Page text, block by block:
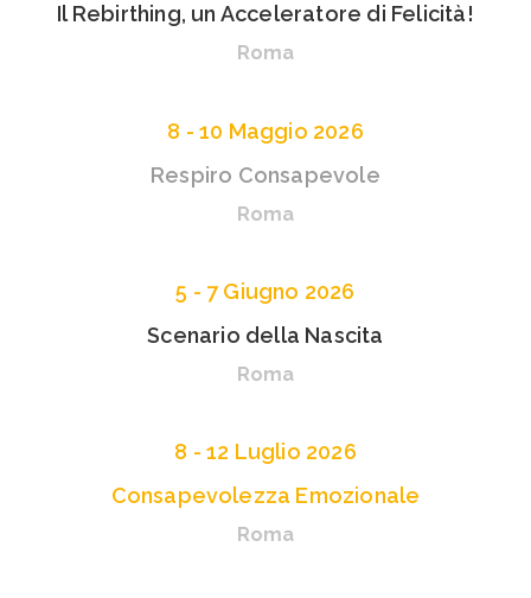
Il Rebirthing, un Acceleratore di Felicità!
Roma
8 - 10 Maggio 2026
Respiro Consapevole
Roma
5 - 7 Giugno 2026
Scenario della Nascita
Roma
8 - 12 Luglio 2026
Consapevolezza Emozionale
Roma